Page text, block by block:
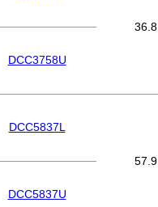
DCC3758U
DCC5837L
DCC5837U